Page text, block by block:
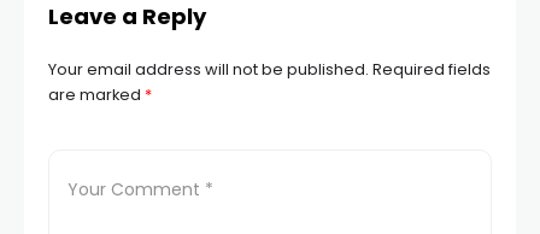
Leave a Reply
Your email address will not be published. Required fields
are marked *